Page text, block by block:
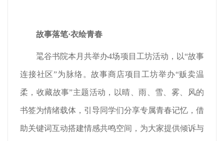
故事落笔·衣绘青春
毣谷书院本月共举办4场项目工坊活动，以“故事
连接社区”为脉络。故事商店项目工坊举办“贩卖温
柔，收藏故事”主题活动，以晴、雨、雪、雾、风的
书签为情绪载体，引导同学们分享专属青春记忆，借
助关键词互动搭建情感共鸣空间，为大家提供倾诉与